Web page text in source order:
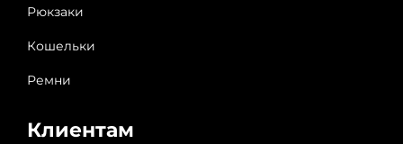
Рюкзаки
Кошельки
Ремни
Клиентам